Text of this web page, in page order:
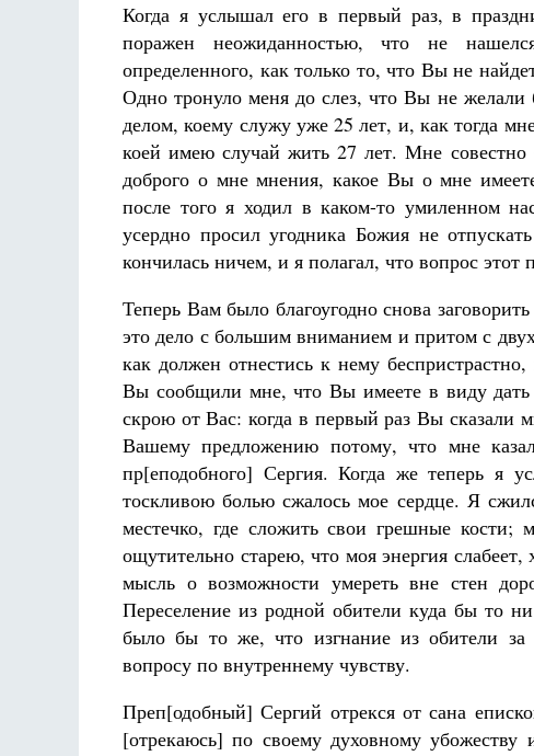
Когда я услышал его в первый раз, в
поражен неожиданностью, что не
определенного, как только то, что Вы не
Одно тронуло меня до слез, что Вы не желали
делом, коему служу уже 25 лет, и, как тогда
коей имею случай жить 27 лет. Мне совестно
доброго о мне мнения, какое Вы о мне
после того я ходил в каком-то умиленном
усердно просил угодника Божия не
кончилась ничем, и я полагал, что вопрос
Теперь Вам было благоугодно снова
это дело с большим вниманием и притом с
как должен отнестись к нему
Вы сообщили мне, что Вы имеете в виду
скрою от Вас: когда в первый раз Вы сказали
Вашему предложению потому, что мне
пр[еподобного] Сергия. Когда же теперь я
тоскливою болью сжалось мое сердце. Я
местечко, где сложить свои грешные кости;
ощутительно старею, что моя энергия
мысль о возможности умереть вне стен
Переселение из родной обители куда бы то
было бы то же, что изгнание из обители
вопросу по внутреннему чувству.
Преп[одобный] Сергий отрекся от сана
[отрекаюсь] по своему духовному
Разлуки не будет
Как